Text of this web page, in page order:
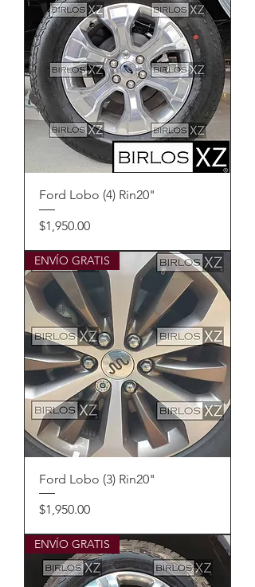
Ford Lobo (4) Rin20"
Precio
$1,950.00
ENVÍO GRATIS
Ford Lobo (3) Rin20"
Precio
$1,950.00
ENVÍO GRATIS